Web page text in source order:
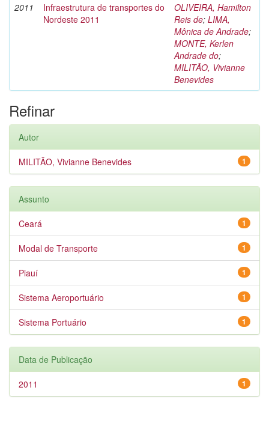
2011
Infraestrutura de transportes do
Nordeste 2011
OLIVEIRA, Hamilton
Reis de; LIMA,
Mônica de Andrade;
MONTE, Kerlen
Andrade do;
MILITÃO, Vivianne
Benevides
Refinar
Autor
1
MILITÃO, Vivianne Benevides
Assunto
1
Ceará
1
Modal de Transporte
1
Piauí
1
Sistema Aeroportuário
1
Sistema Portuário
Data de Publicação
1
2011